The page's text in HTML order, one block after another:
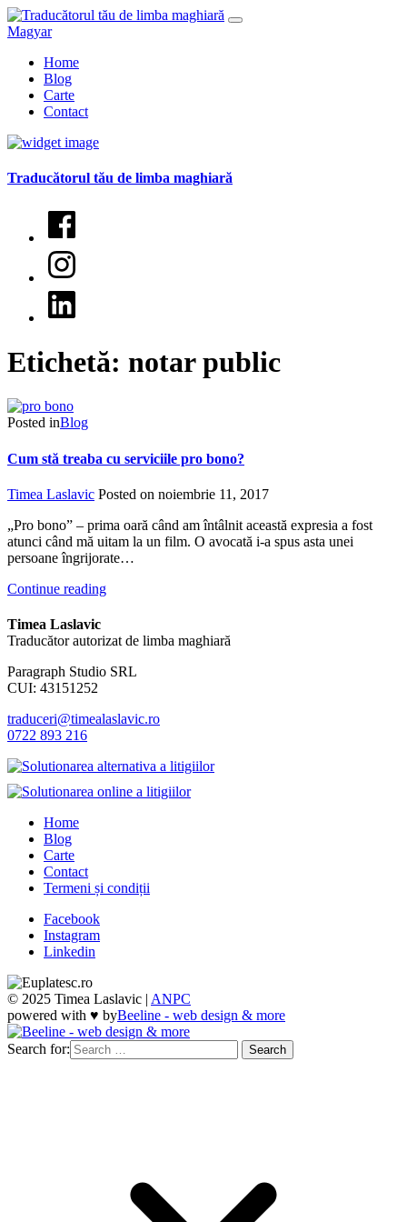
Magyar
Home
Blog
Carte
Contact
Traducătorul tău de limba maghiară​
Etichetă: notar public
Posted inBlog
Cum stă treaba cu serviciile pro bono?
Timea Laslavic Posted on noiembrie 11, 2017
„Pro bono” – prima oară când am întâlnit această expresia a fost
atunci când mă uitam la un film. O avocată i-a spus asta unei
persoane îngrijorate…
Continue reading
Timea Laslavic
Traducător autorizat de limba maghiară
Paragraph Studio SRL
CUI: 43151252
traduceri@timealaslavic.ro
0722 893 216
Home
Blog
Carte
Contact
Termeni și condiții
Facebook
Instagram
Linkedin
© 2025 Timea Laslavic | ANPC
powered with ♥ byBeeline - web design & more
Search for: